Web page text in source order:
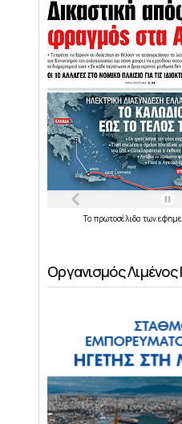
Τα πρωτοσέλιδα των
Οργανισμός Λιμένος